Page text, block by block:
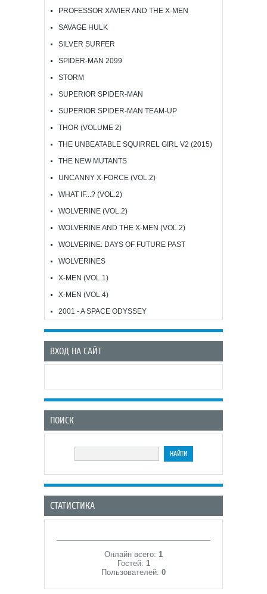
PROFESSOR XAVIER AND THE X-MEN
SAVAGE HULK
SILVER SURFER
SPIDER-MAN 2099
STORM
SUPERIOR SPIDER-MAN
SUPERIOR SPIDER-MAN TEAM-UP
THOR (VOLUME 2)
THE UNBEATABLE SQUIRREL GIRL V2 (2015)
THE NEW MUTANTS
UNCANNY X-FORCE (VOL.2)
WHAT IF...? (VOL.2)
WOLVERINE (VOL.2)
WOLVERINE AND THE X-MEN (VOL.2)
WOLVERINE: DAYS OF FUTURE PAST
WOLVERINES
X-MEN (VOL.1)
X-MEN (VOL.4)
2001 - A SPACE ODYSSEY
ВХОД НА САЙТ
ПОИСК
СТАТИСТИКА
Онлайн всего: 1
Гостей: 1
Пользователей: 0